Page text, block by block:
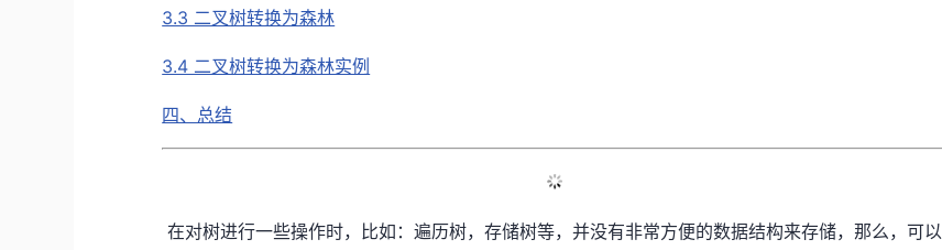
3.3 二叉树转换为森林
3.4 二叉树转换为森林实例
四、总结
在对树进行一些操作时，比如：遍历树，存储树等，并没有非常方便的数据结构来存储，那么，可以